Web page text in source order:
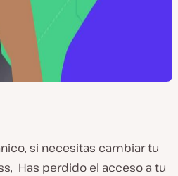
si necesitas cambiar tu
Has perdido el acceso a tu